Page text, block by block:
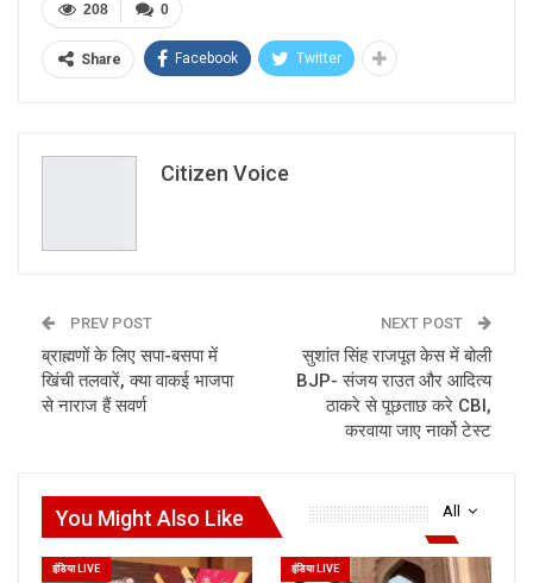
0
208
Share Facebook Twitter
Citizen Voice
PREV POST
ब्राह्मणों के लिए सपा-बसपा में
खिंची तलवारें, क्या वाकई भाजपा
से नाराज हैं सवर्ण
NEXT POST
सुशांत सिंह राजपूत केस में बोली
BJP- संजय राउत और आदित्य
ठाकरे से पूछताछ करे CBI,
करवाया जाए नार्को टेस्ट
All
You Might Also Like
इंडिया LIVE इंडिया LIVE